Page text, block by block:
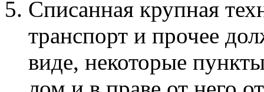
Списанная крупная
транспорт и прочее
виде, некоторые